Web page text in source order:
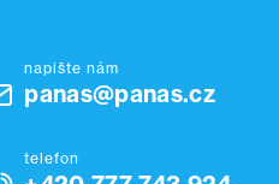
napište nám
panas@panas.cz
telefon